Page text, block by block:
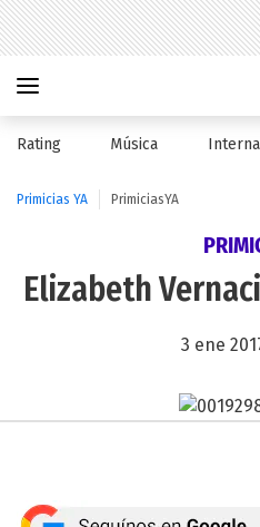
Rating Música
Primicias YA PrimiciasYA
Elizabeth
3 ene